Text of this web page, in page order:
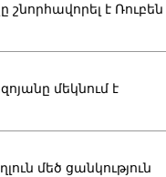
շնորհավորել է Ռուբեն
մեկնում է
մեծ ցանկություն